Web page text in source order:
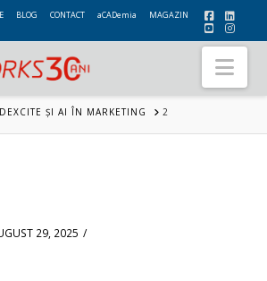
BLOG CONTACT aCADemia MAGAZIN
ȘI AI ÎN MARKETING 2
29, 2025